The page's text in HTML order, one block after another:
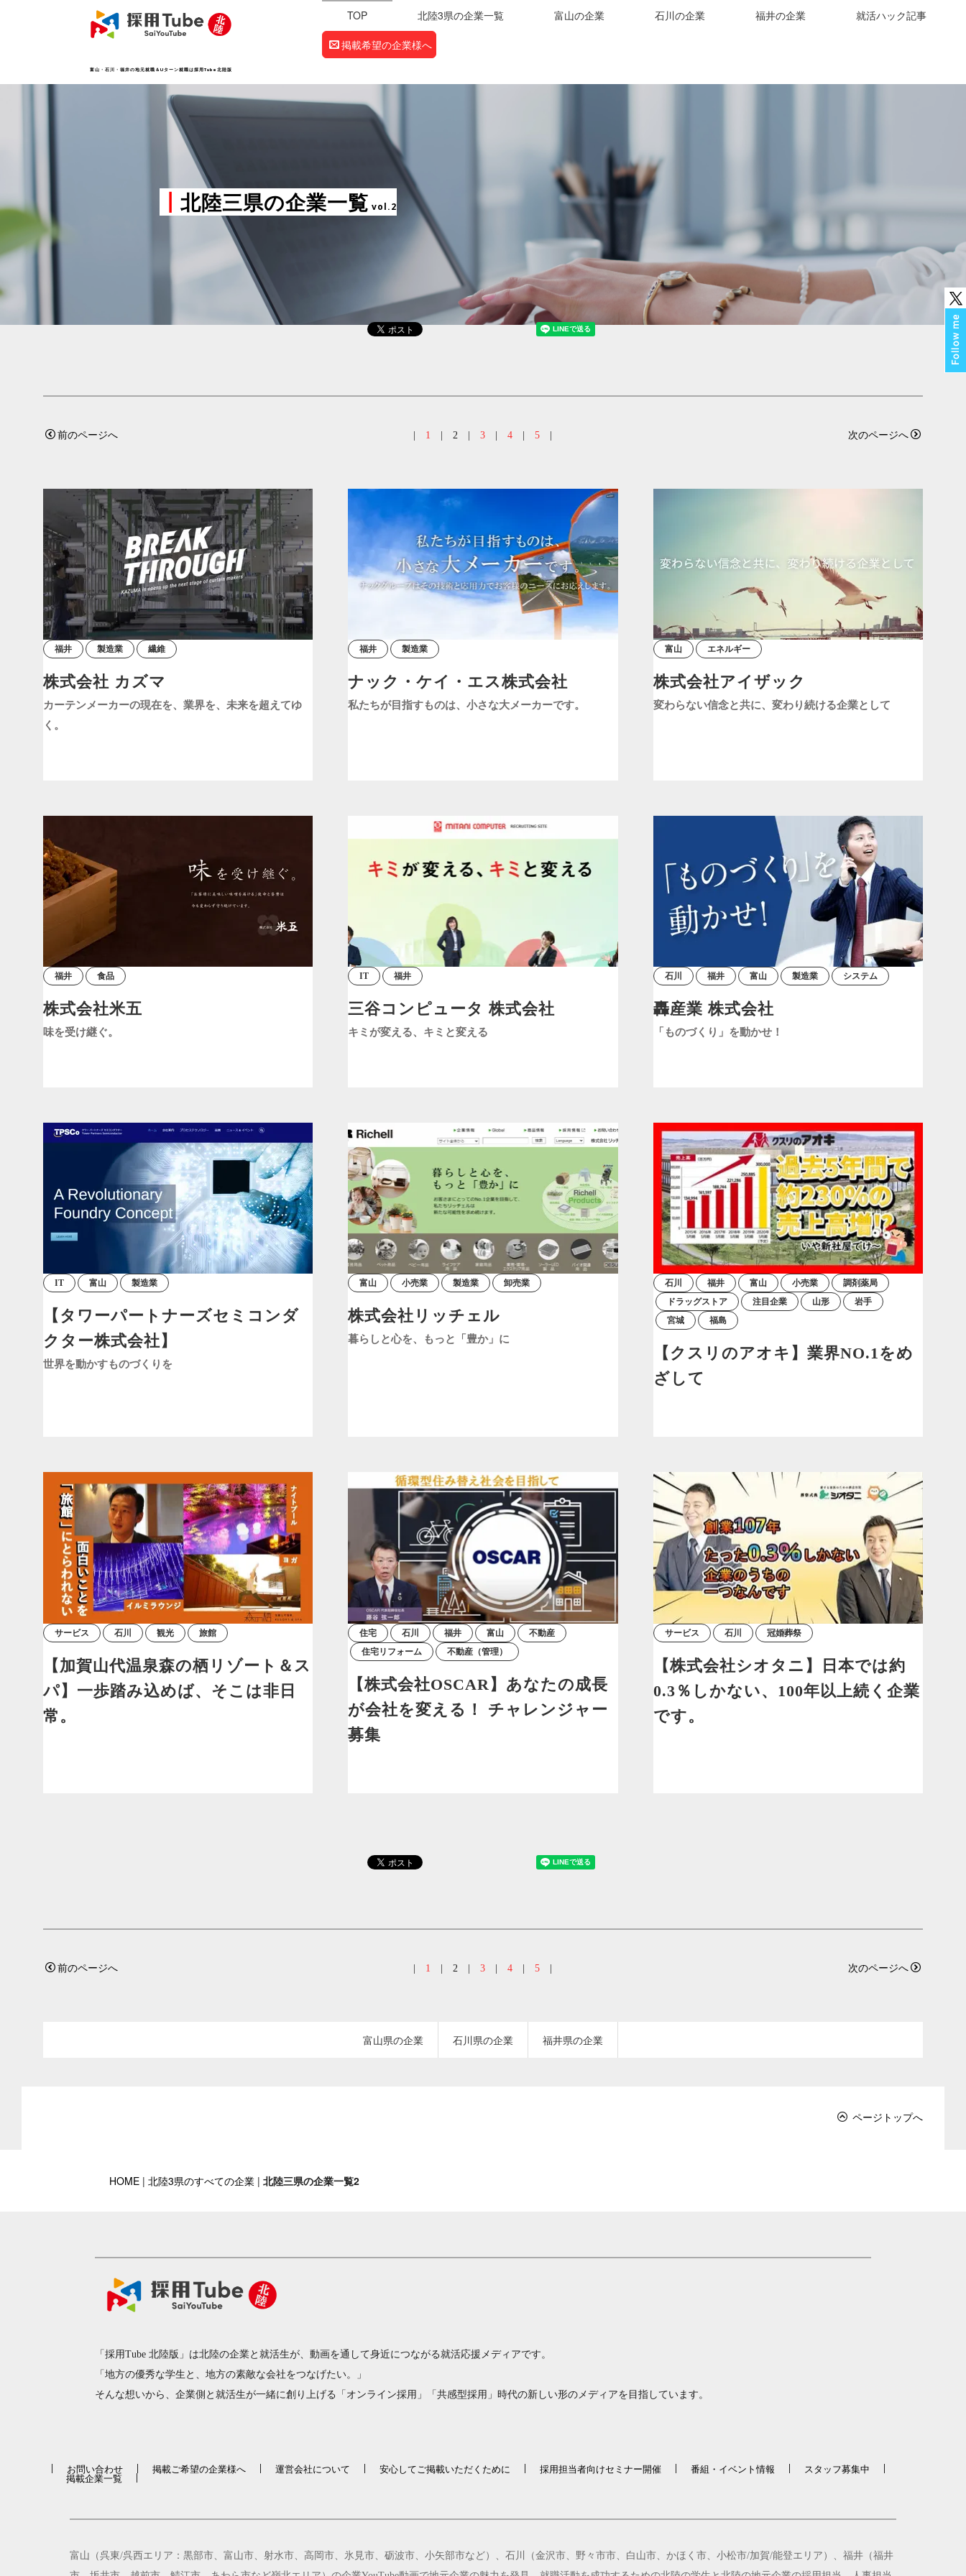
富山・石川・福井の地元就職＆Uターン就職は採用Tube北陸版
TOP 北陸3県の企業一覧 富山の企業 石川の企業 福井の企業 就活ハック記事
掲載希望の企業様へ
北陸三県の企業一覧 vol.2
前のページへ 1 2 3 4 5 次のページへ
福井 製造業 繊維
株式会社 カズマ
カーテンメーカーの現在を、業界を、未来を超えてゆ
く。
福井 製造業
ナック・ケイ・エス株式会社
私たちが目指すものは、小さな大メーカーです。
富山 エネルギー
株式会社アイザック
変わらない信念と共に、変わり続ける企業として
福井 食品
株式会社米五
味を受け継ぐ。
IT 福井
三谷コンピュータ 株式会社
キミが変える、キミと変える
石川 福井 富山 製造業 システム
轟産業 株式会社
「ものづくり」を動かせ！
IT 富山 製造業
【タワーパートナーズセミコンダ
クター株式会社】
世界を動かすものづくりを
富山 小売業 製造業 卸売業
株式会社リッチェル
暮らしと心を、もっと「豊か」に
石川 福井 富山 小売業
調剤薬局
ドラッグストア
注目企業 山形
岩手
宮城
福島
【クスリのアオキ】業界NO.1をめ
ざして
サービス 石川 観光 旅館
【加賀山代温泉森の栖リゾート＆ス
パ】一歩踏み込めば、そこは非日
常。
住宅 石川 福井 富山
不動産
住宅リフォーム
不動産（管理）
【株式会社OSCAR】あなたの成長
が会社を変える！ チャレンジャー
募集
サービス 石川 冠婚葬祭
【株式会社シオタニ】日本では約
0.3％しかない、100年以上続く企業
です。
前のページへ | 1 | 2 | 3 | 4 | 5 | 次のページへ
富山県の企業 石川県の企業 福井県の企業
ページトップへ
HOME | 北陸3県のすべての企業 | 北陸三県の企業一覧2
「採用Tube 北陸版」は北陸の企業と就活生が、動画を通して身近につながる就活応援メディアです。
「地方の優秀な学生と、地方の素敵な会社をつなげたい。」
そんな想いから、企業側と就活生が一緒に創り上げる「オンライン採用」「共感型採用」時代の新しい形のメディアを目指しています。
お問い合わせ 掲載ご希望の企業様へ 運営会社について 安心してご掲載いただくために 採用担当者向けセミナー開催 番組・イベント情報 スタッフ募集中
掲載企業一覧
富山（呉東/呉西エリア：黒部市、富山市、射水市、高岡市、氷見市、砺波市、小矢部市など）、石川（金沢市、野々市市、白山市、かほく市、小松市/加賀/能登エリア）、福井（福井